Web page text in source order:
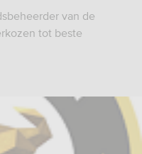
van de
tot beste